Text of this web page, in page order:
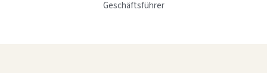
Geschäftsführer